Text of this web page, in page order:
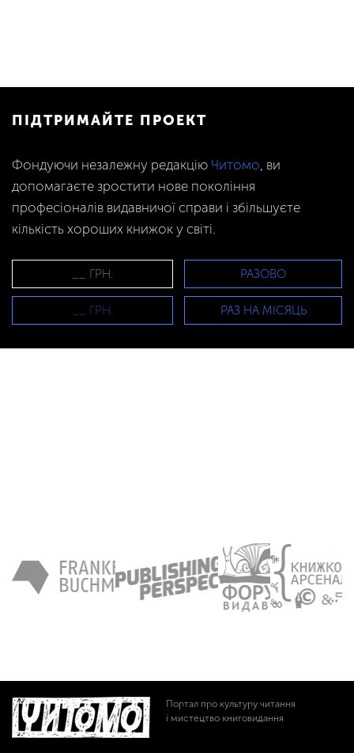
ПІДТРИМАЙТЕ ПРОЕКТ
Фондуючи незалежну редакцію Читомо , ви
допомагаєте зростити нове покоління
професіоналів видавничої справи і збільшуєте
кількість хороших книжок у світі.
РАЗОВО
РАЗ НА МІСЯЦЬ
Портал про культуру читання
і мистецтво книговидання